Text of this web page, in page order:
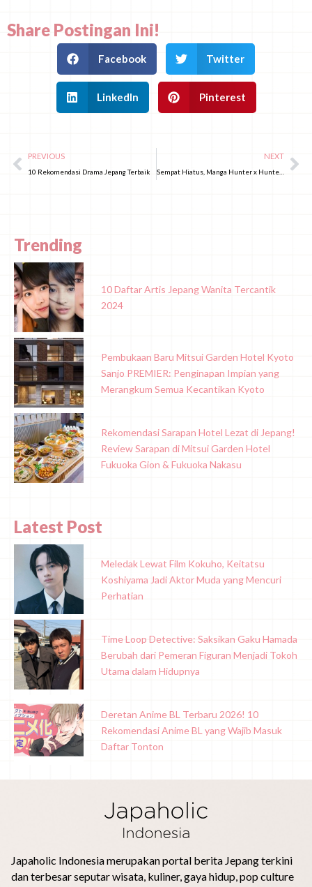
Share Postingan Ini!
Facebook Twitter
LinkedIn Pinterest
PREVIOUS
10 Rekomendasi Drama Jepang Terbaik
NEXT
Sempat Hiatus, Manga Hunter x Hunter Lanjut Lagi September Mendatang
Trending
10 Daftar Artis Jepang Wanita Tercantik
2024
Pembukaan Baru Mitsui Garden Hotel Kyoto
Sanjo PREMIER: Penginapan Impian yang
Merangkum Semua Kecantikan Kyoto
Rekomendasi Sarapan Hotel Lezat di Jepang!
Review Sarapan di Mitsui Garden Hotel
Fukuoka Gion & Fukuoka Nakasu
Latest Post
Meledak Lewat Film Kokuho, Keitatsu
Koshiyama Jadi Aktor Muda yang Mencuri
Perhatian
Time Loop Detective: Saksikan Gaku Hamada
Berubah dari Pemeran Figuran Menjadi Tokoh
Utama dalam Hidupnya
Deretan Anime BL Terbaru 2026! 10
Rekomendasi Anime BL yang Wajib Masuk
Daftar Tonton
Japaholic Indonesia merupakan portal berita Jepang terkini
dan terbesar seputar wisata, kuliner, gaya hidup, pop culture